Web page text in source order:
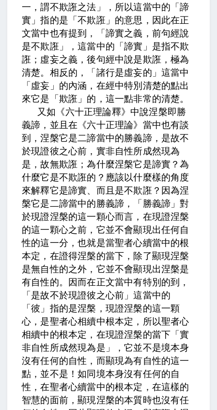
一，謂不欺誑之法」，所以這當中的「諦
實」指的是「不欺誑」的意思，因此在正
文當中也有提到，「諦實之義，前句經說
是不欺誑」，這當中的「諦實」是指不欺
誑； 虛妄之義，後句經中說是欺誑，極為
清楚。 相反的，「諸行是虛妄的」這當中
「虛妄」的內涵，在經中特別清楚的點出
來它是「欺誑」的，這一點非常的清楚。
又如《六十正理論釋》中說涅槃即勝
義諦， 並且在《六十正理論》當中也有談
到，涅槃它是二諦當中的勝義諦， 是故不
於現證彼之心前，實非自性所成然現為
是，故無欺誑；為什麼涅槃它是諦實？為
什麼它是不欺誑的？應該以什麼樣的角度
來解釋它是諦實、而且是不欺誑？因為涅
槃它是二諦當中的勝義諦，「勝義諦」對
於現證涅槃的這一顆心而言，在現證涅槃
的這一顆心之前，它並不會顯現出任何自
性的這一分，也就是當聖者心續當中的根
本定，在證得涅槃的當下，除了顯現涅槃
是無自性的之外，它並不會顯現出涅槃是
有自性的。因而在正文當中有特別的到，
「是故不於現證彼之心前」這當中的
「彼」指的是涅槃，現證涅槃的這一顆
心，是聖者心相續中根本定，所以聖者心
相續中的根本定，在現證涅槃的當下「實
非自性所成然現為是」，它並不是境本身
沒有任何的自性，而顯現為有自性的這一
點，並不是！如同境本身沒有任何的自
性，在聖者心續當中的根本定，在這樣的
智慧的面前，顯現涅槃的本質時也沒有任